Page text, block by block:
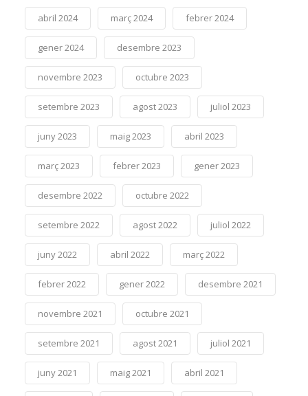
abril 2024 març 2024 febrer 2024
gener 2024 desembre 2023
novembre 2023 octubre 2023
setembre 2023 agost 2023 juliol 2023
juny 2023 maig 2023 abril 2023
març 2023 febrer 2023 gener 2023
desembre 2022 octubre 2022
setembre 2022 agost 2022 juliol 2022
juny 2022 abril 2022 març 2022
febrer 2022 gener 2022 desembre 2021
novembre 2021 octubre 2021
setembre 2021 agost 2021 juliol 2021
juny 2021 maig 2021 abril 2021